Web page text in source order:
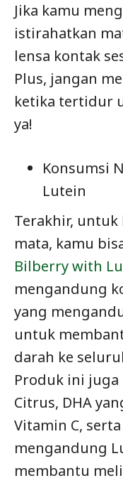
Jika kamu
istirahatkan
lensa kontak
Plus, jangan
ketika tertidur
ya!
Konsumsi
Lutein
Terakhir, untuk
mata, kamu
Bilberry with
mengandung
yang
untuk
darah ke
Produk ini
Citrus, DHA
Vitamin C,
mengandung
membantu